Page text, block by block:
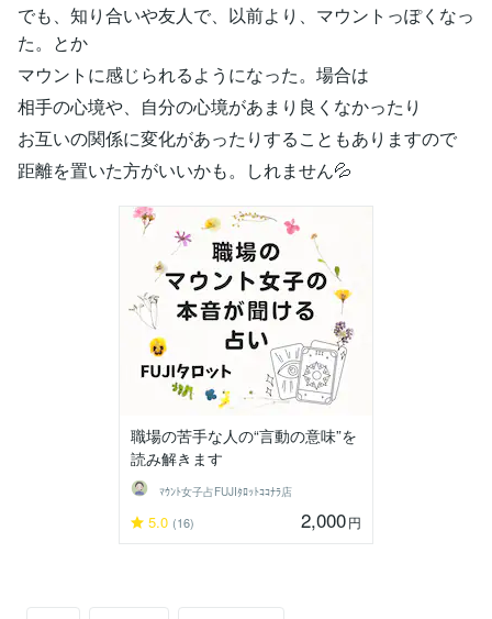
でも、知り合いや友人で、以前より、マウントっぽくなっ
た。とか
マウントに感じられるようになった。場合は
相手の心境や、自分の心境があまり良くなかったり
お互いの関係に変化があったりすることもありますので
距離を置いた方がいいかも。しれません💦
職場の苦手な人の“言動の意味”を
読み解きます
ﾏｳﾝﾄ女子占FUJIﾀﾛｯﾄｺｺﾅﾗ店
5.0 (16) 2,000円